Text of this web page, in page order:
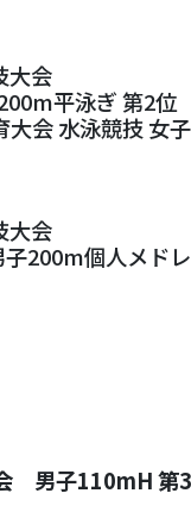
大会
平泳ぎ 第2位
会 水泳競技 女
大会
200m個人メド
男子110mH 第